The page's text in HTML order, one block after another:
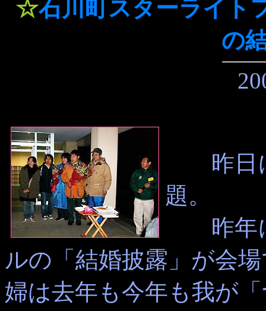
☆石川町スターライト
の
昨日に
題。
昨年に
ルの「結婚披露」が会
婦は去年も今年も我が